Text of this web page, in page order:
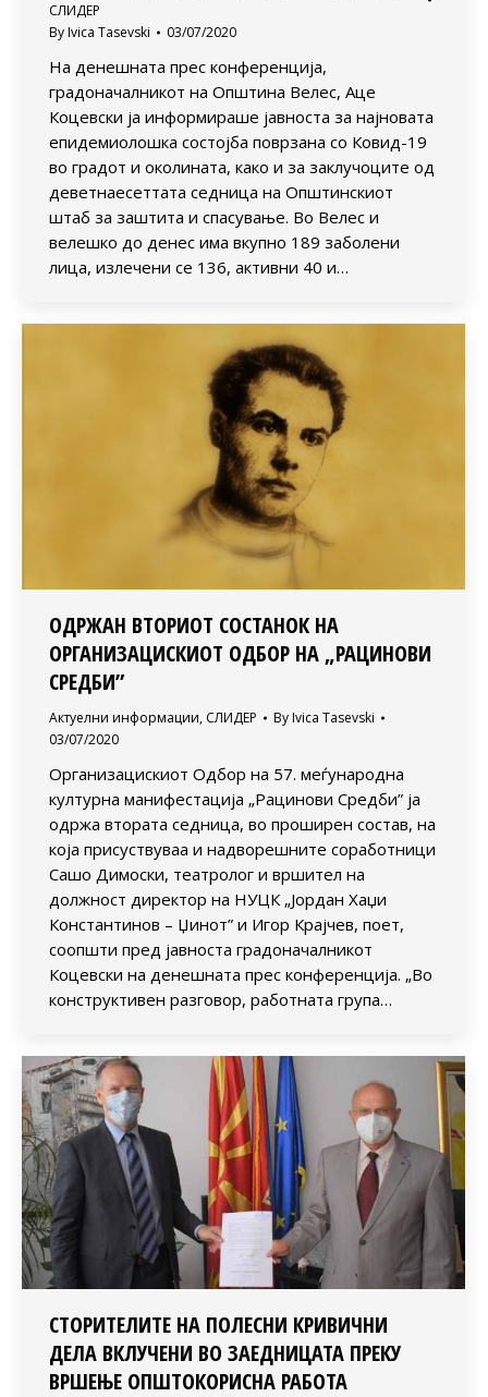
СЛИДЕР
By Ivica Tasevski 03/07/2020
На денешната прес конференција,
градоначалникот на Општина Велес, Аце
Коцевски ја информираше јавноста за најновата
епидемиолошка состојба поврзана со Ковид-19
во градот и околината, како и за заклучоците од
деветнаесеттата седница на Општинскиот
штаб за заштита и спасување. Во Велес и
велешко до денес има вкупно 189 заболени
лица, излечени се 136, активни 40 и…
ОДРЖАН ВТОРИОТ СОСТАНОК НА
ОРГАНИЗАЦИСКИОТ ОДБОР НА „РАЦИНОВИ
СРЕДБИ”
Актуелни информации, СЛИДЕР By Ivica Tasevski
03/07/2020
Организацискиот Одбор на 57. меѓународна
културна манифестација „Рацинови Средби” ја
одржа втората седница, во проширен состав, на
која присуствуваа и надворешните соработници
Сашо Димоски, театролог и вршител на
должност директор на НУЦК „Јордан Хаџи
Константинов – Џинот” и Игор Крајчев, поет,
соопшти пред јавноста градоначалникот
Коцевски на денешната прес конференција. „Во
конструктивен разговор, работната група…
СТОРИТЕЛИТЕ НА ПОЛЕСНИ КРИВИЧНИ
ДЕЛА ВКЛУЧЕНИ ВО ЗАЕДНИЦАТА ПРЕКУ
ВРШЕЊЕ ОПШТОКОРИСНА РАБОТА